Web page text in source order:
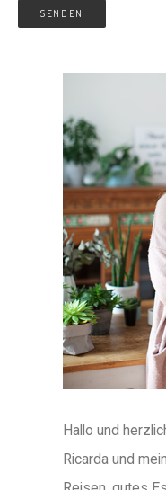
Hallo und
Ricarda und